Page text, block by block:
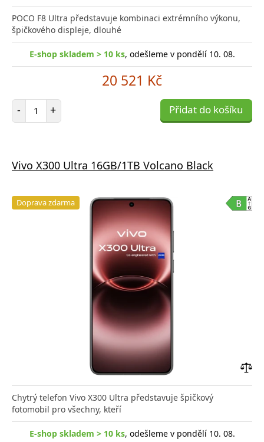
POCO F8 Ultra představuje kombinaci extrémního výkonu,
špičkového displeje, dlouhé
E-shop skladem > 10 ks, odešleme v pondělí 10. 08.
20 521 Kč
- Počet položek
+ Přidat do košíku
Vivo X300 Ultra 16GB/1TB Volcano Black
Doprava zdarma
Chytrý telefon Vivo X300 Ultra představuje špičkový
fotomobil pro všechny, kteří
E-shop skladem > 10 ks, odešleme v pondělí 10. 08.